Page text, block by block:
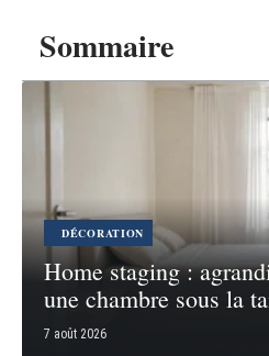
Sommaire
DÉCORATION
Home staging :
une chambre sous la
7 août 2026